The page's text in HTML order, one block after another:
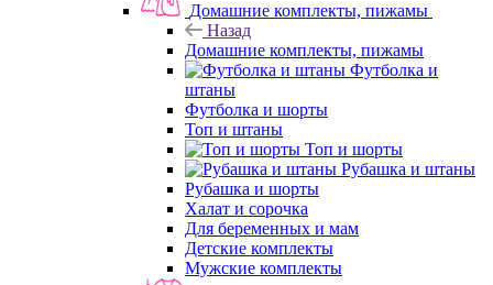
Домашние комплекты, пижамы
Назад
Домашние комплекты, пижамы
Футболка и
штаны
Футболка и шорты
Топ и штаны
Топ и шорты
Рубашка и штаны
Рубашка и шорты
Халат и сорочка
Для беременных и мам
Детские комплекты
Мужские комплекты